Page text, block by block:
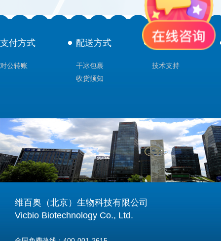
支付方式
对公转账
配送方式
干冰包裹
收货须知
售后服务
技术支持
维百奥（北京）生物科技有限公司
Vicbio Biotechnology Co., Ltd.